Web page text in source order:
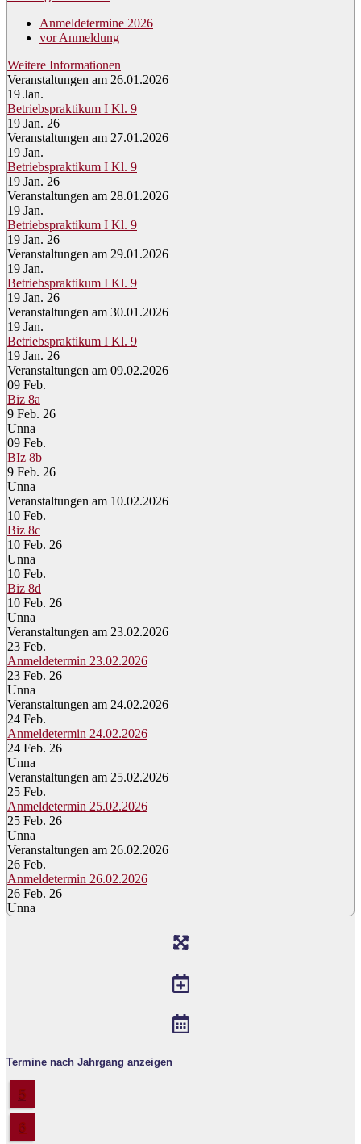
Anmeldetermine 2026
vor Anmeldung
Weitere Informationen
Veranstaltungen am 26.01.2026
19 Jan.
Betriebspraktikum I Kl. 9
19 Jan. 26
Veranstaltungen am 27.01.2026
19 Jan.
Betriebspraktikum I Kl. 9
19 Jan. 26
Veranstaltungen am 28.01.2026
19 Jan.
Betriebspraktikum I Kl. 9
19 Jan. 26
Veranstaltungen am 29.01.2026
19 Jan.
Betriebspraktikum I Kl. 9
19 Jan. 26
Veranstaltungen am 30.01.2026
19 Jan.
Betriebspraktikum I Kl. 9
19 Jan. 26
Veranstaltungen am 09.02.2026
09 Feb.
Biz 8a
9 Feb. 26
Unna
09 Feb.
BIz 8b
9 Feb. 26
Unna
Veranstaltungen am 10.02.2026
10 Feb.
Biz 8c
10 Feb. 26
Unna
10 Feb.
Biz 8d
10 Feb. 26
Unna
Veranstaltungen am 23.02.2026
23 Feb.
Anmeldetermin 23.02.2026
23 Feb. 26
Unna
Veranstaltungen am 24.02.2026
24 Feb.
Anmeldetermin 24.02.2026
24 Feb. 26
Unna
Veranstaltungen am 25.02.2026
25 Feb.
Anmeldetermin 25.02.2026
25 Feb. 26
Unna
Veranstaltungen am 26.02.2026
26 Feb.
Anmeldetermin 26.02.2026
26 Feb. 26
Unna
Termine nach Jahrgang anzeigen
5
6